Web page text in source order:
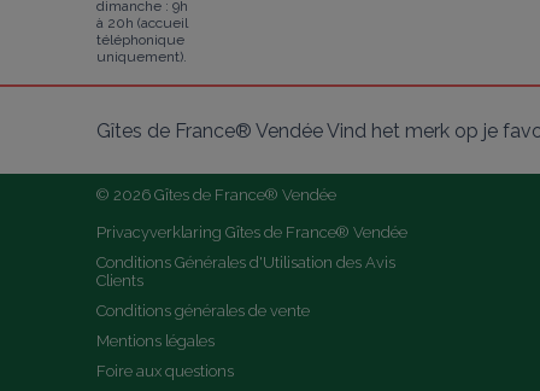
dimanche : 9h
à 20h (accueil
téléphonique
uniquement).
Gîtes de France® Vendée Vind het merk op je
© 2026 Gîtes de France® Vendée
Privacyverklaring Gîtes de France® Vendée
Conditions Générales d'Utilisation des Avis
Clients
Conditions générales de vente
Mentions légales
Foire aux questions